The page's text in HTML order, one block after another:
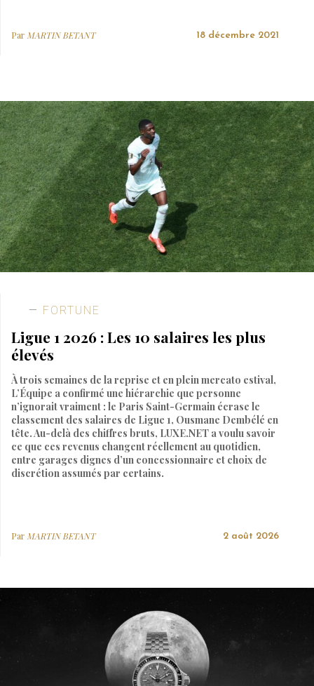
Par MARTIN BETANT 18 décembre 2021
FORTUNE
Ligue 1 2026 : Les 10 salaires les plus
élevés
À trois semaines de la reprise et en plein mercato estival,
L’Équipe a confirmé une hiérarchie que personne
n’ignorait vraiment : le Paris Saint-Germain écrase le
classement des salaires de Ligue 1, Ousmane Dembélé en
tête. Au-delà des chiffres bruts, LUXE.NET a voulu savoir
ce que ces revenus changent réellement au quotidien,
entre garages dignes d’un concessionnaire et choix de
discrétion assumés par certains.
Par MARTIN BETANT 2 août 2026